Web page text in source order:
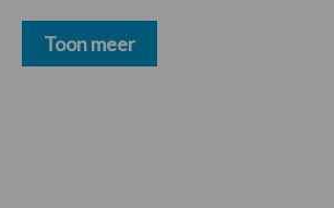
Toon meer